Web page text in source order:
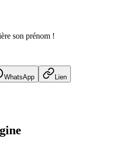
son prénom !
WhatsApp Lien